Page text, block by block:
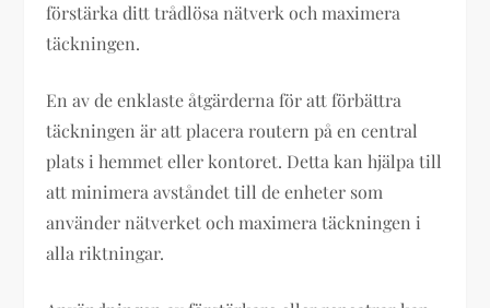
förstärka ditt trådlösa nätverk och maximera
täckningen.
En av de enklaste åtgärderna för att förbättra
täckningen är att placera routern på en central
plats i hemmet eller kontoret. Detta kan hjälpa till
att minimera avståndet till de enheter som
använder nätverket och maximera täckningen i
alla riktningar.